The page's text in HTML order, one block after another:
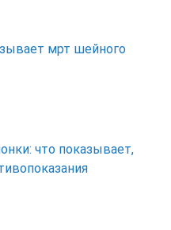
мрт шейного
что показывает,